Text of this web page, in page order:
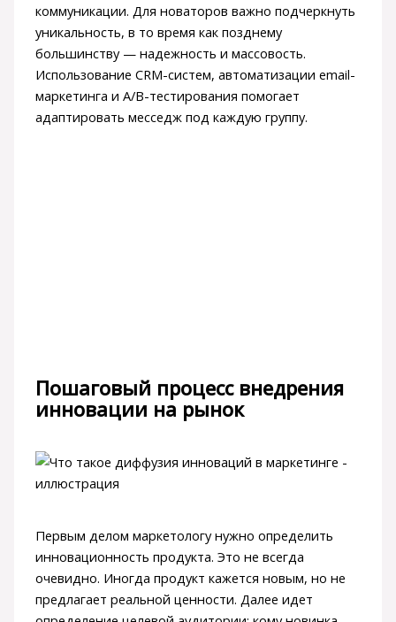
коммуникации. Для новаторов важно подчеркнуть
уникальность, в то время как позднему
большинству — надежность и массовость.
Использование CRM-систем, автоматизации email-
маркетинга и A/B-тестирования помогает
адаптировать месседж под каждую группу.
Пошаговый процесс внедрения
инновации на рынок
Первым делом маркетологу нужно определить
инновационность продукта. Это не всегда
очевидно. Иногда продукт кажется новым, но не
предлагает реальной ценности. Далее идет